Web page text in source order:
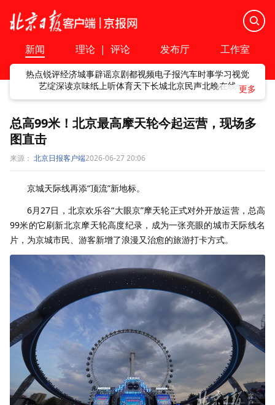
新闻 理论 | 评论 发布厅 工作室
热点锐评经济城事辟谣京剧都视频电子报汽车时事学习视觉
艺绽深读京味纸上听体育天下长城北京民声北晚在线
总高99米！北京最高摩天轮今起运营，现场多
图直击
来源： 北京日报客户端2026-06-27 20:06
京城天际线再添“顶流”新地标。
6月27日，北京欢乐谷“大眼京”摩天轮正式对外开放运营，总高
99米的它刷新北京摩天轮高度纪录，成为一张亮眼的城市天际线名
片，为京城市民、游客新增了浪漫又治愈的旅游打卡方式。